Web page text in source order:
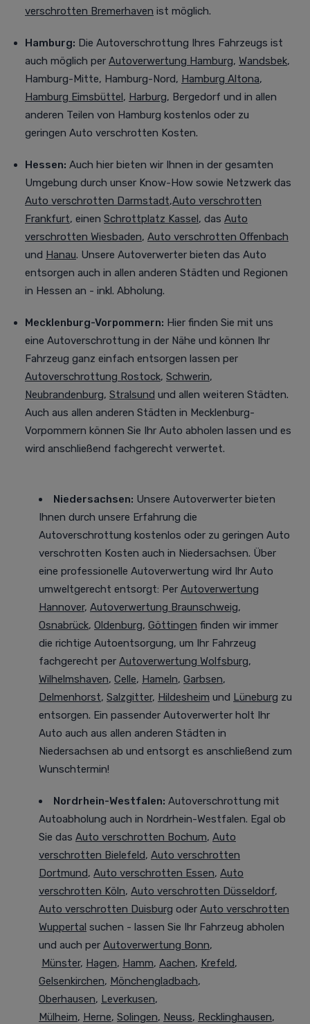
verschrotten Bremerhaven ist möglich.
Hamburg: Die Autoverschrottung Ihres Fahrzeugs ist
auch möglich per Autoverwertung Hamburg, Wandsbek,
Hamburg-Mitte, Hamburg-Nord, Hamburg Altona,
Hamburg Eimsbüttel, Harburg, Bergedorf und in allen
anderen Teilen von Hamburg kostenlos oder zu
geringen Auto verschrotten Kosten.
Hessen: Auch hier bieten wir Ihnen in der gesamten
Umgebung durch unser Know-How sowie Netzwerk das
Auto verschrotten Darmstadt,Auto verschrotten
Frankfurt, einen Schrottplatz Kassel, das Auto
verschrotten Wiesbaden, Auto verschrotten Offenbach
und Hanau. Unsere Autoverwerter bieten das Auto
entsorgen auch in allen anderen Städten und Regionen
in Hessen an - inkl. Abholung.
Mecklenburg-Vorpommern: Hier finden Sie mit uns
eine Autoverschrottung in der Nähe und können Ihr
Fahrzeug ganz einfach entsorgen lassen per
Autoverschrottung Rostock, Schwerin,
Neubrandenburg, Stralsund und allen weiteren Städten.
Auch aus allen anderen Städten in Mecklenburg-
Vorpommern können Sie Ihr Auto abholen lassen und es
wird anschließend fachgerecht verwertet.
Niedersachsen: Unsere Autoverwerter bieten
Ihnen durch unsere Erfahrung die
Autoverschrottung kostenlos oder zu geringen Auto
verschrotten Kosten auch in Niedersachsen. Über
eine professionelle Autoverwertung wird Ihr Auto
umweltgerecht entsorgt: Per Autoverwertung
Hannover, Autoverwertung Braunschweig,
Osnabrück, Oldenburg, Göttingen finden wir immer
die richtige Autoentsorgung, um Ihr Fahrzeug
fachgerecht per Autoverwertung Wolfsburg,
Wilhelmshaven, Celle, Hameln, Garbsen,
Delmenhorst, Salzgitter, Hildesheim und Lüneburg zu
entsorgen. Ein passender Autoverwerter holt Ihr
Auto auch aus allen anderen Städten in
Niedersachsen ab und entsorgt es anschließend zum
Wunschtermin!
Nordrhein-Westfalen: Autoverschrottung mit
Autoabholung auch in Nordrhein-Westfalen. Egal ob
Sie das Auto verschrotten Bochum, Auto
verschrotten Bielefeld, Auto verschrotten
Dortmund, Auto verschrotten Essen, Auto
verschrotten Köln, Auto verschrotten Düsseldorf,
Auto verschrotten Duisburg oder Auto verschrotten
Wuppertal suchen - lassen Sie Ihr Fahrzeug abholen
und auch per Autoverwertung Bonn,
Münster, Hagen, Hamm, Aachen, Krefeld,
Gelsenkirchen, Mönchengladbach,
Oberhausen, Leverkusen,
Mülheim, Herne, Solingen, Neuss, Recklinghausen,